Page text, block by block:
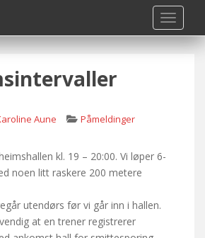
Aune Påmeldinger
kl. 19 – 20:00. Vi løper 6-
noen litt raskere 200 metere
utendørs før vi går inn i hallen.
at en trener registrerer